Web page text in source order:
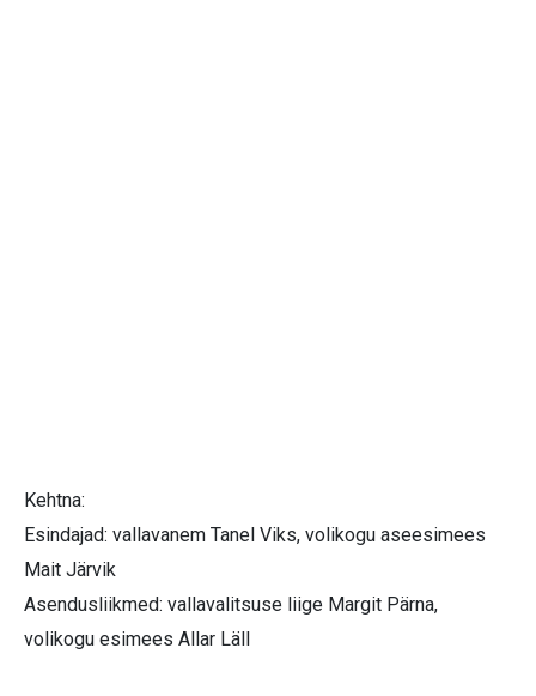
Kehtna:
Esindajad: vallavanem Tanel Viks, volikogu aseesimees
Mait Järvik
Asendusliikmed: vallavalitsuse liige Margit Pärna,
volikogu esimees Allar Läll